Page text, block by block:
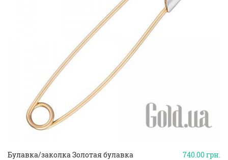
740.00грн.
Булавка/заколка Золотая булавка